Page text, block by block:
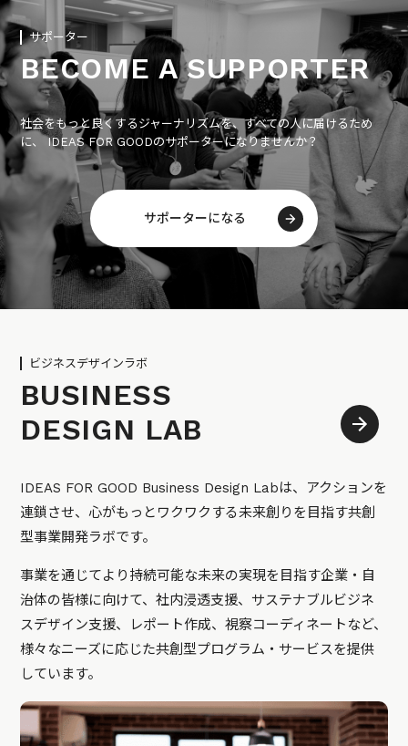
サポーター
BECOME A SUPPORTER
社会をもっと良くするジャーナリズムを、すべての人に届けるため
に、 IDEAS FOR GOODのサポーターになりませんか？
サポーターになる
ビジネスデザインラボ
BUSINESS
DESIGN LAB
IDEAS FOR GOOD Business Design Labは、アクションを
連鎖させ、心がもっとワクワクする未来創りを目指す共創
型事業開発ラボです。
事業を通じてより持続可能な未来の実現を目指す企業・自
治体の皆様に向けて、社内浸透支援、サステナブルビジネ
スデザイン支援、レポート作成、視察コーディネートなど、
様々なニーズに応じた共創型プログラム・サービスを提供
しています。